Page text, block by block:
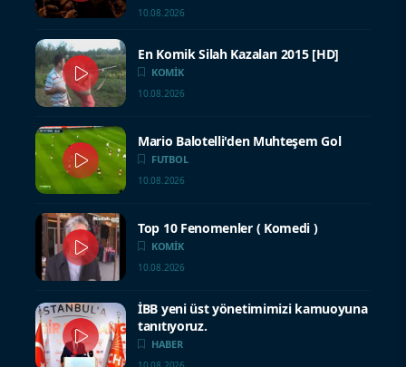
10.08.2026
En Komik Silah Kazaları 2015 [HD]
KOMIK
10.08.2026
Mario Balotelli'den Muhteşem Gol
FUTBOL
10.08.2026
Top 10 Fenomenler ( Komedi )
KOMIK
10.08.2026
İBB yeni üst yönetimimizi kamuoyuna
tanıtıyoruz.
HABER